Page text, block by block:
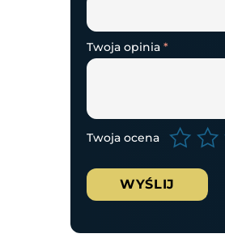
Twoja ocena
Twoja opinia *